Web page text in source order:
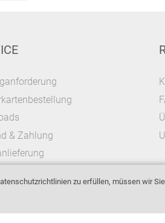
zu erfüllen, müssen wir
& Zahlung